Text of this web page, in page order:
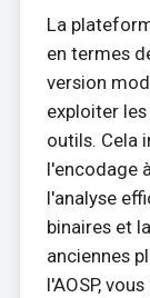
La
en termes
version
exploiter
outils. Cela
l'encodage
l'analyse
binaires et
anciennes
l'AOSP,